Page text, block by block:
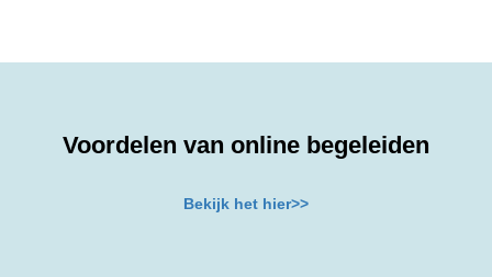
Voordelen van online begeleiden
Bekijk het hier>>